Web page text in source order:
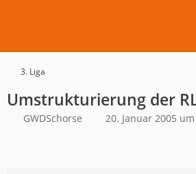
3. Liga
Umstrukturierung der
GWDSchorse 20. Januar 2005